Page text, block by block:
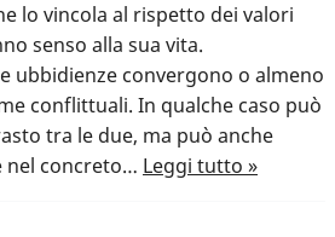
lo vincola al rispetto dei valori
senso alla sua vita.
ubbidienze convergono o almeno
conflittuali. In qualche caso può
tra le due, ma può anche
nel concreto… Leggi tutto »